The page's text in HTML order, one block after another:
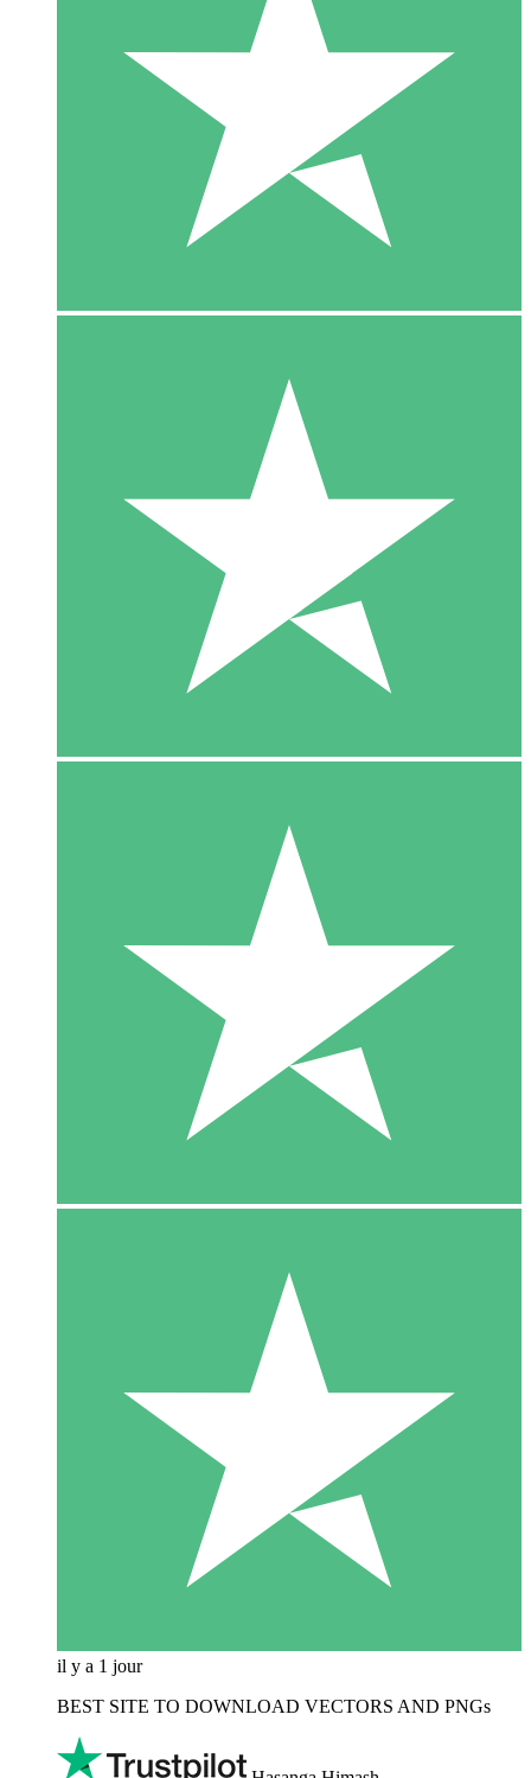
il y a 1 jour
BEST SITE TO DOWNLOAD VECTORS AND PNGs